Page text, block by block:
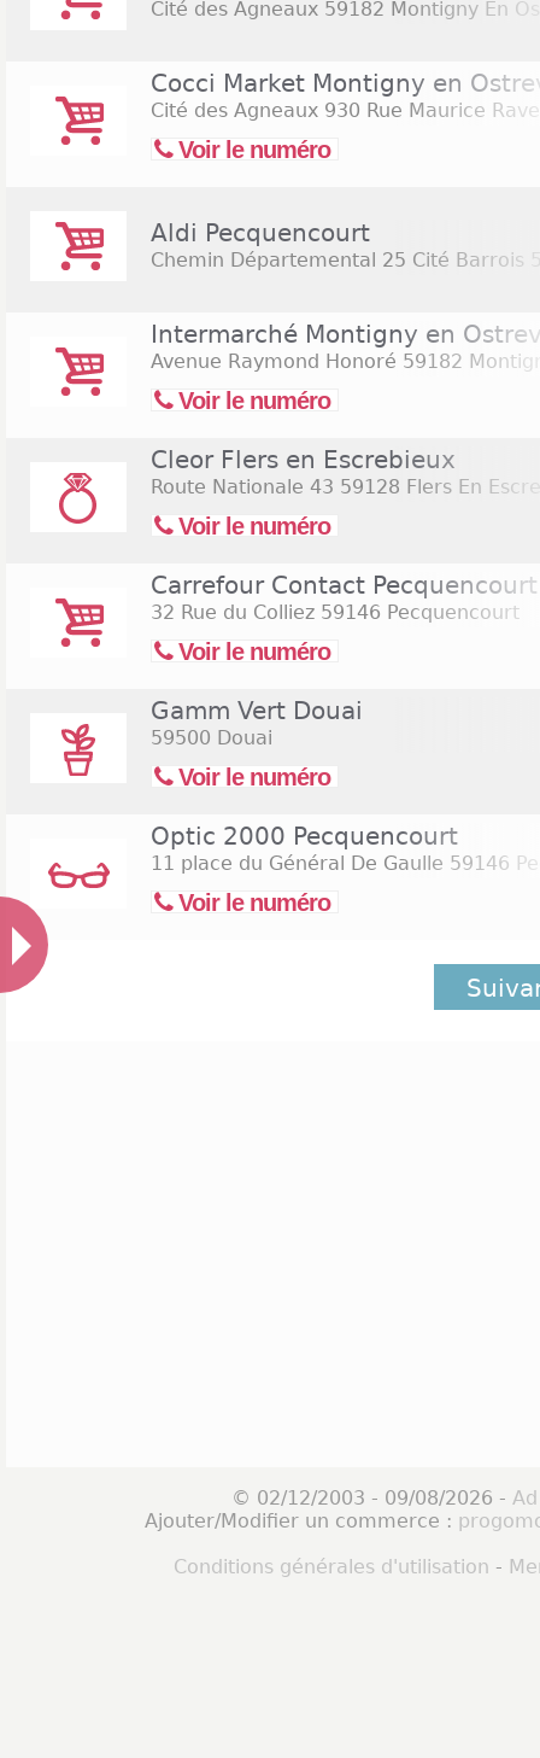
Cité des Agneaux 59182 Montigny En
Cocci Market Montigny en
Cité des Agneaux 930 Rue Maurice
Voir le numéro
Aldi Pecquencourt
Chemin Départemental 25 Cité Barrois
Intermarché Montigny en
Avenue Raymond Honoré 59182
Voir le numéro
Cleor Flers en Escrebieux
Route Nationale 43 59128 Flers En
Voir le numéro
Carrefour Contact Pecquencourt
32 Rue du Colliez 59146 Pecquencourt
Voir le numéro
Gamm Vert Douai
59500 Douai
Voir le numéro
Optic 2000 Pecquencourt
11 place du Général De Gaulle 59146
Voir le numéro
© 02/12/2003 - 09/08/2026 -
Ajouter/Modifier un commerce :
Conditions générales d'utilisation -